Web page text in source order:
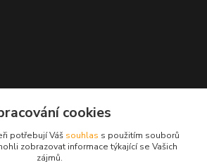
cookies
potřebují Váš souhlas s použitím souborů
zobrazovat informace týkající se Vašich
zájmů.